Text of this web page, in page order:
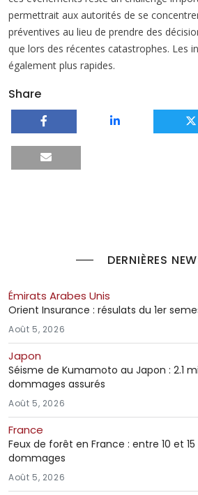
permettrait aux autorités de se
préventives au lieu de prendre des
que lors des récentes catastrophes. Les
également plus rapides.
Share
DERNIÈRES
Émirats Arabes Unis
Orient Insurance : résulats du 1er
Août 5, 2026
Japon
Séisme de Kumamoto au Japon : 2.1
dommages assurés
Août 5, 2026
France
Feux de forêt en France : entre 10 et 15
dommages
Août 5, 2026